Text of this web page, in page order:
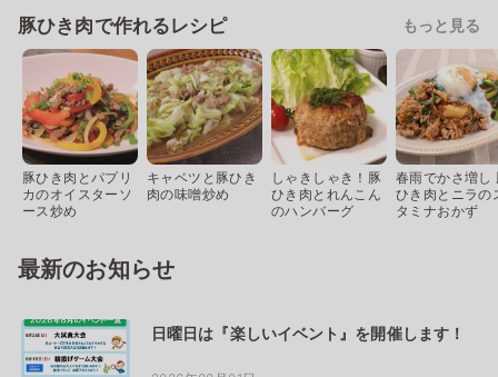
豚ひき肉で作れるレシピ もっと見る
豚ひき肉とパプリ
カのオイスターソ
ース炒め
キャベツと豚ひき
肉の味噌炒め
しゃきしゃき！豚
ひき肉とれんこん
のハンバーグ
春雨でかさ増し
ひき肉とニラの
タミナおかず
最新のお知らせ
日曜日は『楽しいイベント』を開催します！